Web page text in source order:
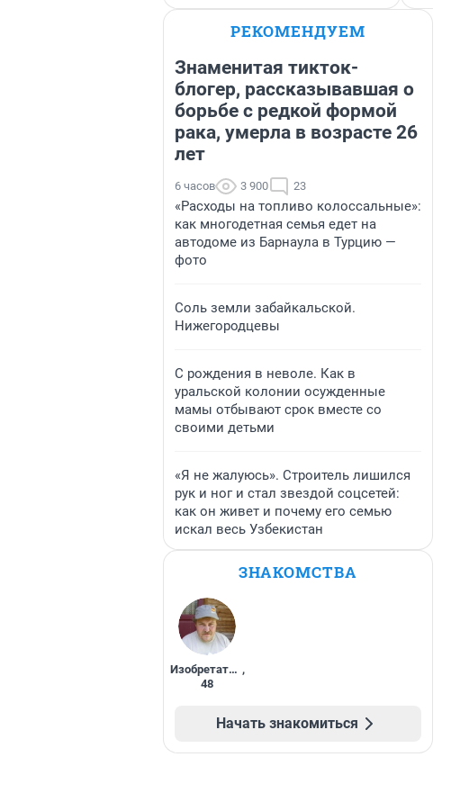
РЕКОМЕНДУЕМ
Знаменитая тикток-
блогер, рассказывавшая о
борьбе с редкой формой
рака, умерла в возрасте 26
лет
6 часов 3 900 23
«Расходы на топливо колоссальные»:
как многодетная семья едет на
автодоме из Барнаула в Турцию —
фото
Соль земли забайкальской.
Нижегородцевы
С рождения в неволе. Как в
уральской колонии осужденные
мамы отбывают срок вместе со
своими детьми
«Я не жалуюсь». Строитель лишился
рук и ног и стал звездой соцсетей:
как он живет и почему его семью
искал весь Узбекистан
ЗНАКОМСТВА
Изобретатель ,
48
Начать знакомиться